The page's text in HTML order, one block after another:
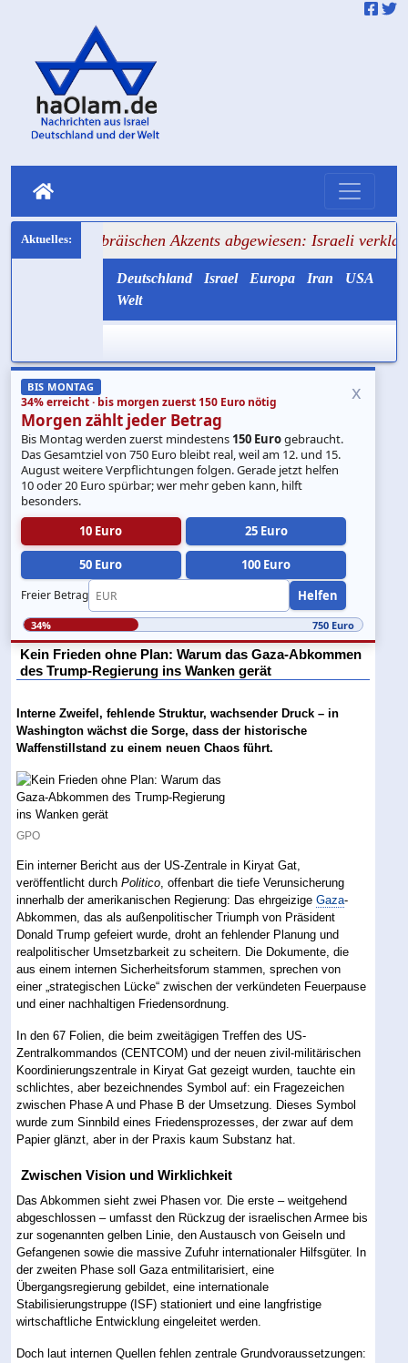
hebräischen Akzents abgewiesen: Israeli verklagt Berliner
Deutschland Israel Europa Iran
USA
Welt
BIS MONTAG
34% erreicht · bis morgen zuerst 150 Euro nötig
Morgen zählt jeder Betrag
Bis Montag werden zuerst mindestens 150 Eurogebraucht.
Das Gesamtziel von 750 Euro bleibt real, weil am 12. und 15.
August weitere Verpflichtungen folgen. Gerade jetzt helfen
10 oder 20 Euro spürbar; wer mehr geben kann, hilft
besonders.
10 Euro
25 Euro
50 Euro 100 Euro
Freier Betrag Helfen
x
34% 750 Euro
Kein Frieden ohne Plan: Warum das Gaza-Abkommen
des Trump-Regierung ins Wanken gerät
Interne Zweifel, fehlende Struktur, wachsender Druck – in
Washington wächst die Sorge, dass der historische
Waffenstillstand zu einem neuen Chaos führt.
GPO
Ein interner Bericht aus der US-Zentrale in Kiryat Gat,
veröffentlicht durchPolitico, offenbart die tiefe Verunsicherung
innerhalb der amerikanischen Regierung: Das ehrgeizigeGaza-
Abkommen, das als außenpolitischer Triumph von Präsident
Donald Trump gefeiert wurde, droht an fehlender Planung und
realpolitischer Umsetzbarkeit zu scheitern. Die Dokumente, die
aus einem internen Sicherheitsforum stammen, sprechen von
einer „strategischen Lücke“ zwischen der verkündeten Feuerpause
und einer nachhaltigen Friedensordnung.
In den 67 Folien, die beim zweitägigen Treffen des US-
Zentralkommandos (CENTCOM) und der neuen zivil-militärischen
Koordinierungszentrale in Kiryat Gat gezeigt wurden, tauchte ein
schlichtes, aber bezeichnendes Symbol auf: ein Fragezeichen
zwischen Phase A und Phase B der Umsetzung. Dieses Symbol
wurde zum Sinnbild eines Friedensprozesses, der zwar auf dem
Papier glänzt, aber in der Praxis kaum Substanz hat.
Zwischen Vision und Wirklichkeit
Das Abkommen sieht zwei Phasen vor. Die erste – weitgehend
abgeschlossen – umfasst den Rückzug der israelischen Armee bis
zur sogenannten gelben Linie, den Austausch von Geiseln und
Gefangenen sowie die massive Zufuhr internationaler Hilfsgüter. In
der zweiten Phase soll Gaza entmilitarisiert, eine
Übergangsregierung gebildet, eine internationale
Stabilisierungstruppe (ISF) stationiert und eine langfristige
wirtschaftliche Entwicklung eingeleitet werden.
Doch laut internen Quellen fehlen zentrale Grundvoraussetzungen: